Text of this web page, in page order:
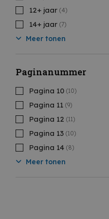
12+ jaar (4)
14+ jaar (7)
Meer tonen
Paginanummer
Pagina 10 (10)
Pagina 11 (9)
Pagina 12 (11)
Pagina 13 (10)
Pagina 14 (8)
Meer tonen